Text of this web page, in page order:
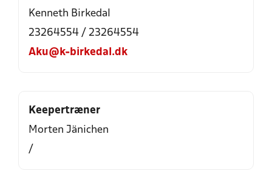
Kenneth Birkedal
23264554 / 23264554
Aku@k-birkedal.dk
Keepertræner
Morten Jänichen
/